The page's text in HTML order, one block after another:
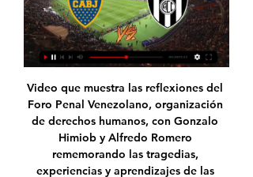
Video que muestra las reflexiones del Foro Penal Venezolano, organización de derechos humanos, con Gonzalo Himiob y Alfredo Romero rememorando las tragedias, experiencias y aprendizajes de las jornadas de protesta, luchas, asesinatos, violaciones a los derechos humanos e injusticias que vivió y vive #Venezuela.

Horario, resultado y estadísticas del Olimpia - Guaraní | Clausura Paraguay 2019 ¡Vas a denunciar un contenido! x. Denuncia sólo contenidos que incumplan nuestras Normas de uso o conducta. Aunque revisamos todas las denuncias que nos llegan, sólo respondemos si procede.

Ver a BEIZAGA URQUIZA JUAN TEODORO en Geneanexus. Rutificador Geneanexus. Encuentra por RUT, CI y DNI a personas, empresas, familias y lugares en Chile, Venezuela y el resto de Latinoamérica. 24/7.

Se le informa asimismo que, podrá ejercitar sus derechos de acceso, rectificación, supresión, limitación del tratamiento, portabilidad de datos y de oposición, dirigiendo una comunicación por escrito a través del correo electrónico protecciodedades@baixbus.com, con la Ref. “Ejercicio Derechos” acompañando a su solicitud copia de su.

incidentes en dock sud- deportivo merlo El partido terminó 1-1, se jugó con dientes apretados, como todos los que juega Dock Sud en esta temporada. Las cosas no le salen al equipo que ahora dirige Ricardo Kuzemka y está muy abajo en los promedios a solo tres unidades de Cambaceres.

España - Copa del Rey - 2016/2017 - 16 avos: En vivo Sporting Gijón vs Eibar - Martes 29/Noviembre/2016 5:00 PM. Cubrimiento en línea a través de Futbolargentino.com

Boca Juniors empató sin goles ante Central Córdoba por 5 feb 2023 — Central Córdoba EN VIVO? Estos son los canales por países para ver EN VIVO ONLINE el partido entre Boca Juniors vs. Central Córdoba por ...

La proporcionalidad directa es un caso particular de las variaciones lineales. El factor constante de proporcionalidad puede utilizarse para expresar las relaciones entre las magnitudes. La receta de un pastel de vainilla indica que para cuatro personas se necesitan 200 g de harina , 150 g de mantequilla , cuatro huevos y 120 g de azúcar .

EMERGENC IA O CALAMID AD En un.. pero que ninguno de ellos tiene un vínculo directo con la masacre.. Chalchuapa, a las once horas y doce minutos del día nueve de noviembre de dos mil quince.Lic. Carlos José Méndez Figueroa, Juez de lo Civil Chalchuapa Lic. …

Laferrere se dio un gusto grande y es puntero 15-10-2019 21:07 Laferrere se hizo bien fuerte en Parque San Martín, le ganó de visitante a Deportivo Merlo 1-0 y acompaña a Cañuelas en la punta del torneo, acumulando una racha de 6 triunfos en los últimos 8 encuentros.

Obras de drenaje en Belgrano 24/09/2019. La escuela primaria “Educador Pérez” de Guaymallén celebró sus 25 años de vida 13/09/2019. Se construyen nuevos drenajes en Belgrano.

Además, cabe reseñar que Alianza ha conseguido salir de la racha de cuatro partidos sin vencer fuera de casa tras superar a AD Cantolao por 1-2, así como el hecho de que solo han conseguido dejar su portería a cero en uno de los cinco encuentros oficiales disputados en lo que llevamos de 2019. Internacional regresa a la Copa Libertadores

Tienda oficial de adidas México: ropa deportiva, tenis y accesorios. Descubre nuestras colecciones de Originals, Running, Fútbol y Training.

Juana Inés de Asbaje y Ramírez de Santillana, más conocida como sor Juana Inés de la Cruz (San Miguel Nepantla, Nueva España, 12 de noviembre de 1648 [1] -México, Nueva España, 17 de abril de 1695) fue una religiosa jerónima y escritora novohispana, exponente del Siglo de Oro de la literatura en español.

Vivo sólo en la imaginación de su creador, Reis no alcanza a experimentar las emociones propias de un ser viviente; llega a Lisboa en 1935, pocos días después del fallecimiento de Pessoa, y se dedica a recorrer la ciudad y a frecuentar a sus gentes.

▶️ Boca Juniors vs Central Cordoba - en vivo ver partido Boca Juniors vs Central Cordoba en vivo online, en directo y predicciones y Head to Head Bruno Valdez del Boca Juniors ha sido amonestado por mal ...

River Plate Vs Atlético Rafaela - FUTBOL EN VIVO - Primera División de Argentina Domingo 26 de Mayo del 2013 Amigos y fanáticos del futbol, esta vez en Televisión y Futbol seguimos con la información de los partidos de futbol por televisión en vivo.

El bus que trasladaba al plantel principal del Deportivo Capiatá rumbo a Santaní recibió un impacto de proyectil de arma de fuego. Un gran susto se llevó el plantel principal del Deportivo Capiatá este domingo cuando viajaba a la ciudad de San Estanislao para el partido que debe disputar este

Use su dirección de EE. UU. gratuita con Shipito para comprar sitios web de EE. UU. Compre en los EE. UU., Envíe sus compras a Guinea Ecuatorial. Envío rápido. Procesamiento rápido Ahorrar dinero. Compre los últimos teléfonos celulares, calzado deportivo, ropa y maquillaje en su casa en Guinea Ecuatorial

River Plate vs Porteño EN VIVO. Cerro Porteño encara una misión casi imposible: derrotar por al menos dos goles de diferencia a River Plate en la pugna por clasificar a semifinales del certamen continental.

Atlético Nacional visitará mañana jueves al Atlético Bucaramanga para ponerse al día en el calendario, con un pronóstico para las apuestas favorable, pues su jerarquía y momento futbolístico lo convierten en el gran favorito para llevarse los tres puntos. El partido …

A pocos días de las elecciones, los análisis y críticas en torno a la gobernadora María Eugenia Vidal abundan. En esta ocasión, fue el director del Banco Provincia, Sebastián Galmarini, quien opinó respecto a la gestión de la mandataria en dicha entidad apuntando, principalmente, que se la

Mira la infografía del Goiás GO vs Fluminense RJ - Sporticos.com - Estadísticas de fútbol en forma de infografías. Más de 60 ligas disponibles alrededor del mundo.

El Deportivo Capiatá aplastó ayer al Aquidabán de Pedro Juan Caballero por 1-8 en el estadio Río Parapití y clasificó a los 16avos de final de la Copa Paraguay. Medirá a San Juan de Yby Yaú de la UFI. Sin complicaciones, el equipo de Mario Jara inclinó rápidamente el trámite del juego a

Pérez Zeledón desnudó y dejó en evidencia las falencias del Deportivo Saprissa, que esta noche perdió su segundo juego en menos de una semana. Saprissa no tuvo su mejor actuación y por más que lo intentaron, se les hizo imposible penetrar el bloque que construyeron los del Valle de El

¿Cuándo juega y cómo ver a Boca? Día, hora, canal de TV hace 3 horas — Boca Juniors. Nuevo desafío para el Xeneize. (Boca Juniors). Tras un 2023 en ¿Cuándo juega y cómo ver a Boca vs. Central Córdoba por la Copa de la Liga 2024?

alianza lima. 11 Ago 2019 Real Garcilaso eliminó al Melgar. 11 de agosto, 2019.- Al derrotar Real Garcilaso del Cusco por 2-1 al FBC Melgar de Arequipa en el estadio Monumental de la UNAS.

Final: Emelec 2-1 El Nacional. Muchas gracias por haber seguido la retransmisión del partido. Un saludo. Emelec arranca el torneo con una sufrida victoria gracias a los dos goles de Vides. El decisivo llegó de penalti en el tiempo de descuento y sirvió para …

Lamentable brutalidad de oficiales de Ocesa en juego de Diablos Rojos del México El viernes pasado, en el Diablos Rojos vs Leones de Yucatán, una pelota de faul que un aficionado trató de quedarse con ella, desató la furia de un trabajador del cuerpo de seguridad del estadio, que son conocidos como Lobos.

Boca vs. Central Córdoba, por la Copa de la Liga hace 5 horas — Boca recibe a Central Córdoba con la obligación de ganar: hora y TV ; Boca Juniors, de opaca campaña en la ; Copa de la Liga Profesional de Fútbol ...

OLMEDO 1-1 GUAYAQUIL CITY EMPATARON. 18 marzo, 2019 By modelo. En su visita a Olmedo de Riobamba el Guayaquil City sumó un punto este sábado por la sexta fecha de la LigaPro, debido a un gol de tiro libre de Michael Hoyos y también a las intervenciones de Gonzalo Valle.

Haz saber a tus visitantes las noticias y eventos en tu website lo antes posible. Debes mantener tu website al día y así tus visitantes se acostubrarán a visitar tus páginas con regularidad.

El futuro de Jorge Meré se ha complicado en las últimas horas. El defensa del Sporting de Gijón puede ser uno de los primeros jugadores que salga de la entidad en el próximo mercado estival, después de que Miguel Torrecilla confirmase una cláusula presente en su contrato.

[[LIBRE#]] En directo Boca Juniors contra Central Córdoba hace 3 horas — hace 8 horas — vivo desde https://www.futbolargentino.com. Cómo llegan Boca Juniors y Central Córdoba al cruce por la Copa LPF 2024.

Hago comparaciones sobre presentes de peruanos en clubes en el extranjero. No tergiverse, ni se vaya por la tangente, señor. Saludo cordial.

Notitarde de hoy en la Web te lleva toda las noticias del dia y al momento de una manera objetiva, somos Notitarde sucesos Notitarde Valencia

Boca Juniors vs Central Córdoba EN VIVO hace 4 horas — Boca Juniors vs Central Córdoba EN VIVO: ¿cómo ver transmisión TV online en Liga Argentina? Minuto a minuto del partido Boca Juniors vs Central ...

¿Dónde ver EN VIVO y ONLINE Boca Juniors vs Central Este domingo 4 de febrero, desde las 19:15hrs, por la segunda fecha de laEste domingo 5, Boca Juniors recibe a Central Córdoba por la fecha 2 de la LPF.

Ciudad Victoria, Tamaulipas. - El mediocampista de Tampico-Madero, David Andrade, reconoció que el conjunto de Cimarrones es uno de los equipos más dinámicos con los que cuenta el Ascenso MX y esto se ve reflejado en la tabla general. “Cimarrones de Sonora, es …

Mineros de Guayana empató 1-1 con Estudiantes de Caracas en Puerto Ordaz pero permanece en la cuarta posición con 24 unidades, mientras que el Caracas sucumbió por 2-3 ante Estudiantes de Mérida en la capital

El Circuito Femenino ITF 2015 en la edición 2015 de la segunda gira de niveles para el tenis profesional femenino. Está organizado por la Federación Internacional de Tenis y …

Página 4 de talleres y servicios para vehículos Alcobendas. Di